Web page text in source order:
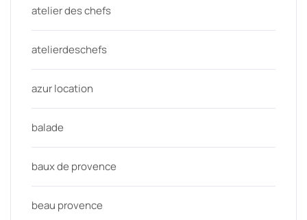
atelier des chefs
atelierdeschefs
azur location
balade
baux de provence
beau provence